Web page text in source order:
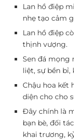
Lan hồ điệp
nhẹ tạo cảm
Lan hồ điệp
thịnh vượng.
Sen đá mọng
liệt, sự bền
Chậu hoa kết
diện cho cho
Đây chính là
bạn bè, đối
khai trương,